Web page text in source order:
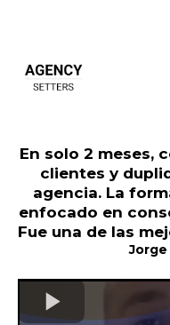
En solo 2 meses,
clientes y
agencia. La
enfocado en
Fue una de las
Jorge